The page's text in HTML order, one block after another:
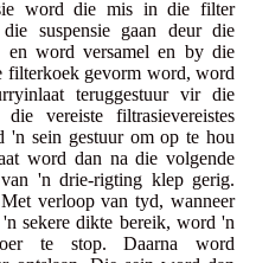
word die mis in die filter
suspensie gaan deur die
en word versamel en by die
filterkoek gevorm word, word
teruggestuur vir die
vereiste filtrasievereistes
sein gestuur om op te hou
word dan na die volgende
'n drie-rigting klep gerig.
verloop van tyd, wanneer
sekere dikte bereik, word 'n
te stop. Daarna word